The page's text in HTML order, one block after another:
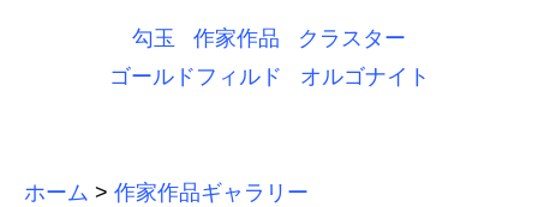
勾玉 作家作品
クラスター
ゴールドフィルド
オルゴナイト
ホーム > 作家作品ギャラリー